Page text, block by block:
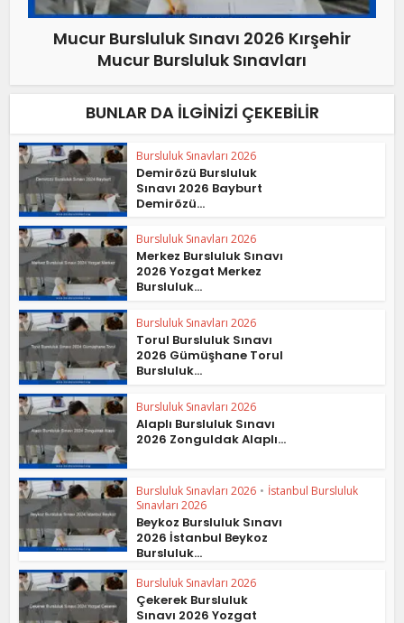
Mucur Bursluluk Sınavı 2026 Kırşehir
Mucur Bursluluk Sınavları
BUNLAR DA İLGINIZI ÇEKEBILIR
Bursluluk Sınavları 2026
Demirözü Bursluluk
Sınavı 2026 Bayburt
Demirözü...
Bursluluk Sınavları 2026
Merkez Bursluluk Sınavı
2026 Yozgat Merkez
Bursluluk...
Bursluluk Sınavları 2026
Torul Bursluluk Sınavı
2026 Gümüşhane Torul
Bursluluk...
Bursluluk Sınavları 2026
Alaplı Bursluluk Sınavı
2026 Zonguldak Alaplı...
Bursluluk Sınavları 2026 • İstanbul Bursluluk
Sınavları 2026
Beykoz Bursluluk Sınavı
2026 İstanbul Beykoz
Bursluluk...
Bursluluk Sınavları 2026
Çekerek Bursluluk
Sınavı 2026 Yozgat